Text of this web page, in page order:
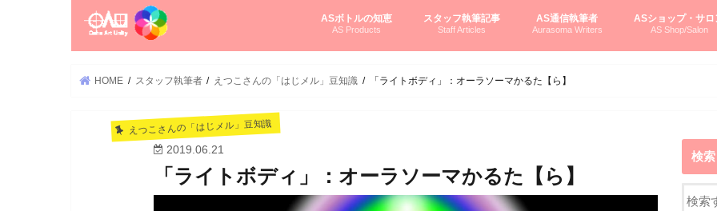
ASボトルの知恵
AS Products
スタッフ執筆記事
Staff Articles
AS通信執筆者
Aurasoma Writers
ASショップ・サロ
AS Shop/Salon
HOME スタッフ執筆者 えつこさんの「はじメル」豆知識 「ライトボディ」：オーラソーマかるた【ら】
えつこさんの「はじメル」豆知識
2019.06.21
「ライトボディ」：オーラソーマかるた【ら】
検索